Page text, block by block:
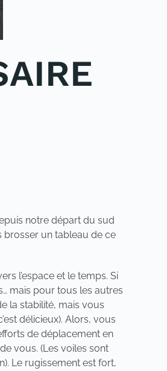
notre départ du sud
brosser un tableau de ce
l’espace et le temps. Si
mais pour tous les autres
la stabilité, mais vous
délicieux). Alors, vous
de déplacement en
vous. (Les voiles sont
Le rugissement est fort,